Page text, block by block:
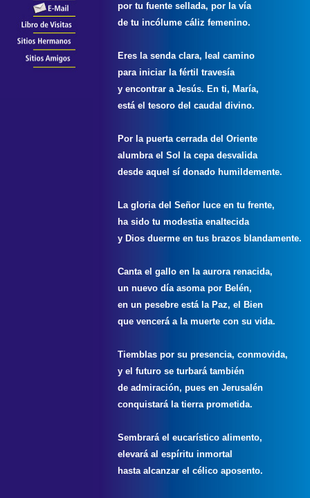
por tu fuente sellada, por la vía
de tu incólume cáliz femenino.
Eres la senda clara, leal camino
para iniciar la fértil travesía
y encontrar a Jesús. En ti, María,
está el tesoro del caudal divino.
Por la puerta cerrada del Oriente
alumbra el Sol la cepa desvalida
desde aquel sí donado humildemente.
La gloria del Señor luce en tu frente,
ha sido tu modestia enaltecida
y Dios duerme en tus brazos blandamente.
Canta el gallo en la aurora renacida,
un nuevo día asoma por Belén,
en un pesebre está la Paz, el Bien
que vencerá a la muerte con su vida.
Tiemblas por su presencia, conmovida,
y el futuro se turbará también
de admiración, pues en Jerusalén
conquistará la tierra prometida.
Sembrará el eucarístico alimento,
elevará al espíritu inmortal
hasta alcanzar el célico aposento.